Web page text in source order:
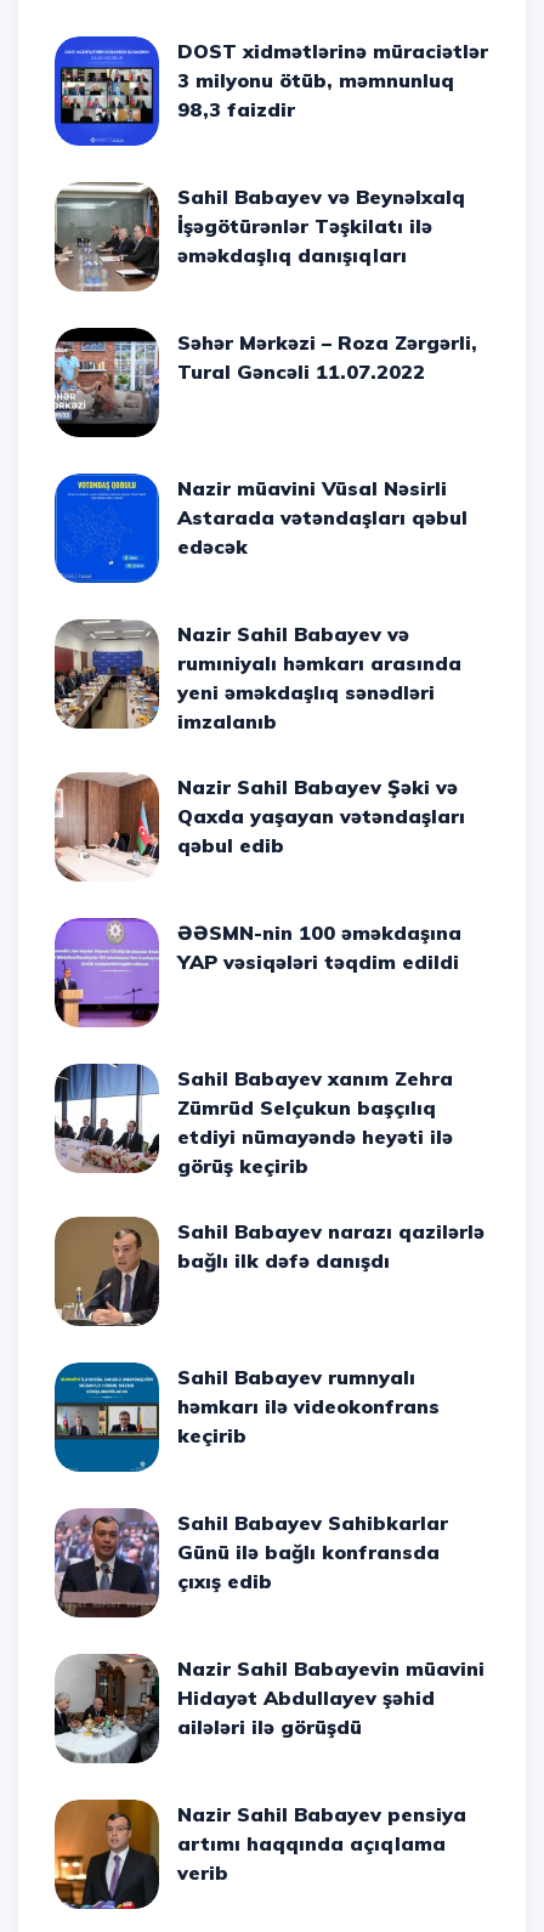
DOST xidmətlərinə müraciətlər
3 milyonu ötüb, məmnunluq
98,3 faizdir
Sahil Babayev və Beynəlxalq
İşəgötürənlər Təşkilatı ilə
əməkdaşlıq danışıqları
Səhər Mərkəzi – Roza Zərgərli,
Tural Gəncəli 11.07.2022
Nazir müavini Vüsal Nəsirli
Astarada vətəndaşları qəbul
edəcək
Nazir Sahil Babayev və
rumıniyalı həmkarı arasında
yeni əməkdaşlıq sənədləri
imzalanıb
Nazir Sahil Babayev Şəki və
Qaxda yaşayan vətəndaşları
qəbul edib
ƏƏSMN-nin 100 əməkdaşına
YAP vəsiqələri təqdim edildi
Sahil Babayev xanım Zehra
Zümrüd Selçukun başçılıq
etdiyi nümayəndə heyəti ilə
görüş keçirib
Sahil Babayev narazı qazilərlə
bağlı ilk dəfə danışdı
Sahil Babayev rumnyalı
həmkarı ilə videokonfrans
keçirib
Sahil Babayev Sahibkarlar
Günü ilə bağlı konfransda
çıxış edib
Nazir Sahil Babayevin müavini
Hidayət Abdullayev şəhid
ailələri ilə görüşdü
Nazir Sahil Babayev pensiya
artımı haqqında açıqlama
verib